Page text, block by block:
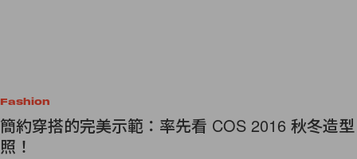
Fashion
簡約穿搭的完美示範：率先看 COS 2016 秋冬造型
照！